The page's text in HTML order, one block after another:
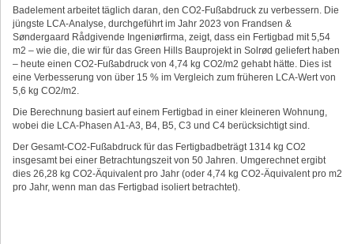
Badelement arbeitet täglich daran, den CO2-Fußabdruck zu verbessern. Die
jüngste LCA-Analyse, durchgeführt im Jahr 2023 von Frandsen &
Søndergaard Rådgivende Ingeniørfirma, zeigt, dass ein Fertigbad mit 5,54
m2 – wie die, die wir für das Green Hills Bauprojekt in Solrød geliefert haben
– heute einen CO2-Fußabdruck von 4,74 kg CO2/m2 gehabt hätte. Dies ist
eine Verbesserung von über 15 % im Vergleich zum früheren LCA-Wert von
5,6 kg CO2/m2.
Die Berechnung basiert auf einem Fertigbad in einer kleineren Wohnung,
wobei die LCA-Phasen A1-A3, B4, B5, C3 und C4 berücksichtigt sind.
Der Gesamt-CO2-Fußabdruck für das Fertigbadbeträgt 1314 kg CO2
insgesamt bei einer Betrachtungszeit von 50 Jahren. Umgerechnet ergibt
dies 26,28 kg CO2-Äquivalent pro Jahr (oder 4,74 kg CO2-Äquivalent pro m2
pro Jahr, wenn man das Fertigbad isoliert betrachtet).